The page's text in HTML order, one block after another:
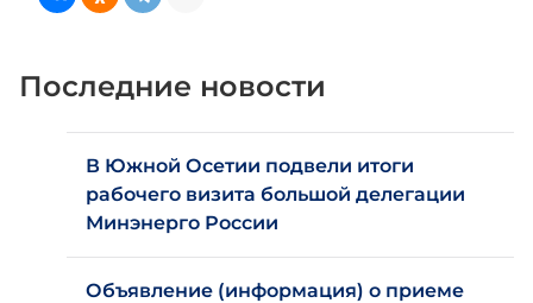
Последние новости
В Южной Осетии подвели итоги
рабочего визита большой делегации
Минэнерго России
Объявление (информация) о приеме